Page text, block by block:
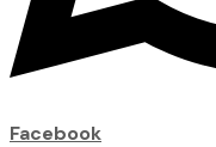
Facebook